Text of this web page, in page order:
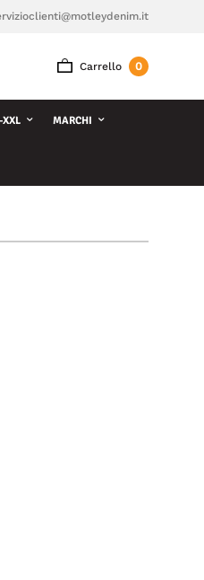
Carrello 0
MARCHI